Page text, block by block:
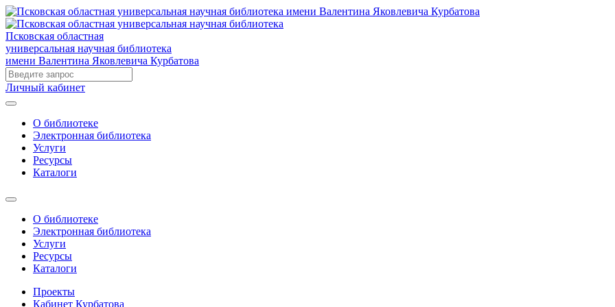
Псковская областная
универсальная научная библиотека
имени Валентина Яковлевича Курбатова
Личный кабинет
О библиотеке
Электронная библиотека
Услуги
Ресурсы
Каталоги
О библиотеке
Электронная библиотека
Услуги
Ресурсы
Каталоги
Проекты
Кабинет Курбатова